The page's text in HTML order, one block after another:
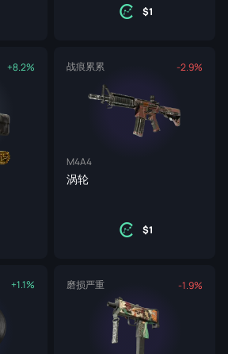
1
+8.2% 战痕累累 -2.9%
M4A4
涡轮
1
+1.1% 磨损严重 -1.9%